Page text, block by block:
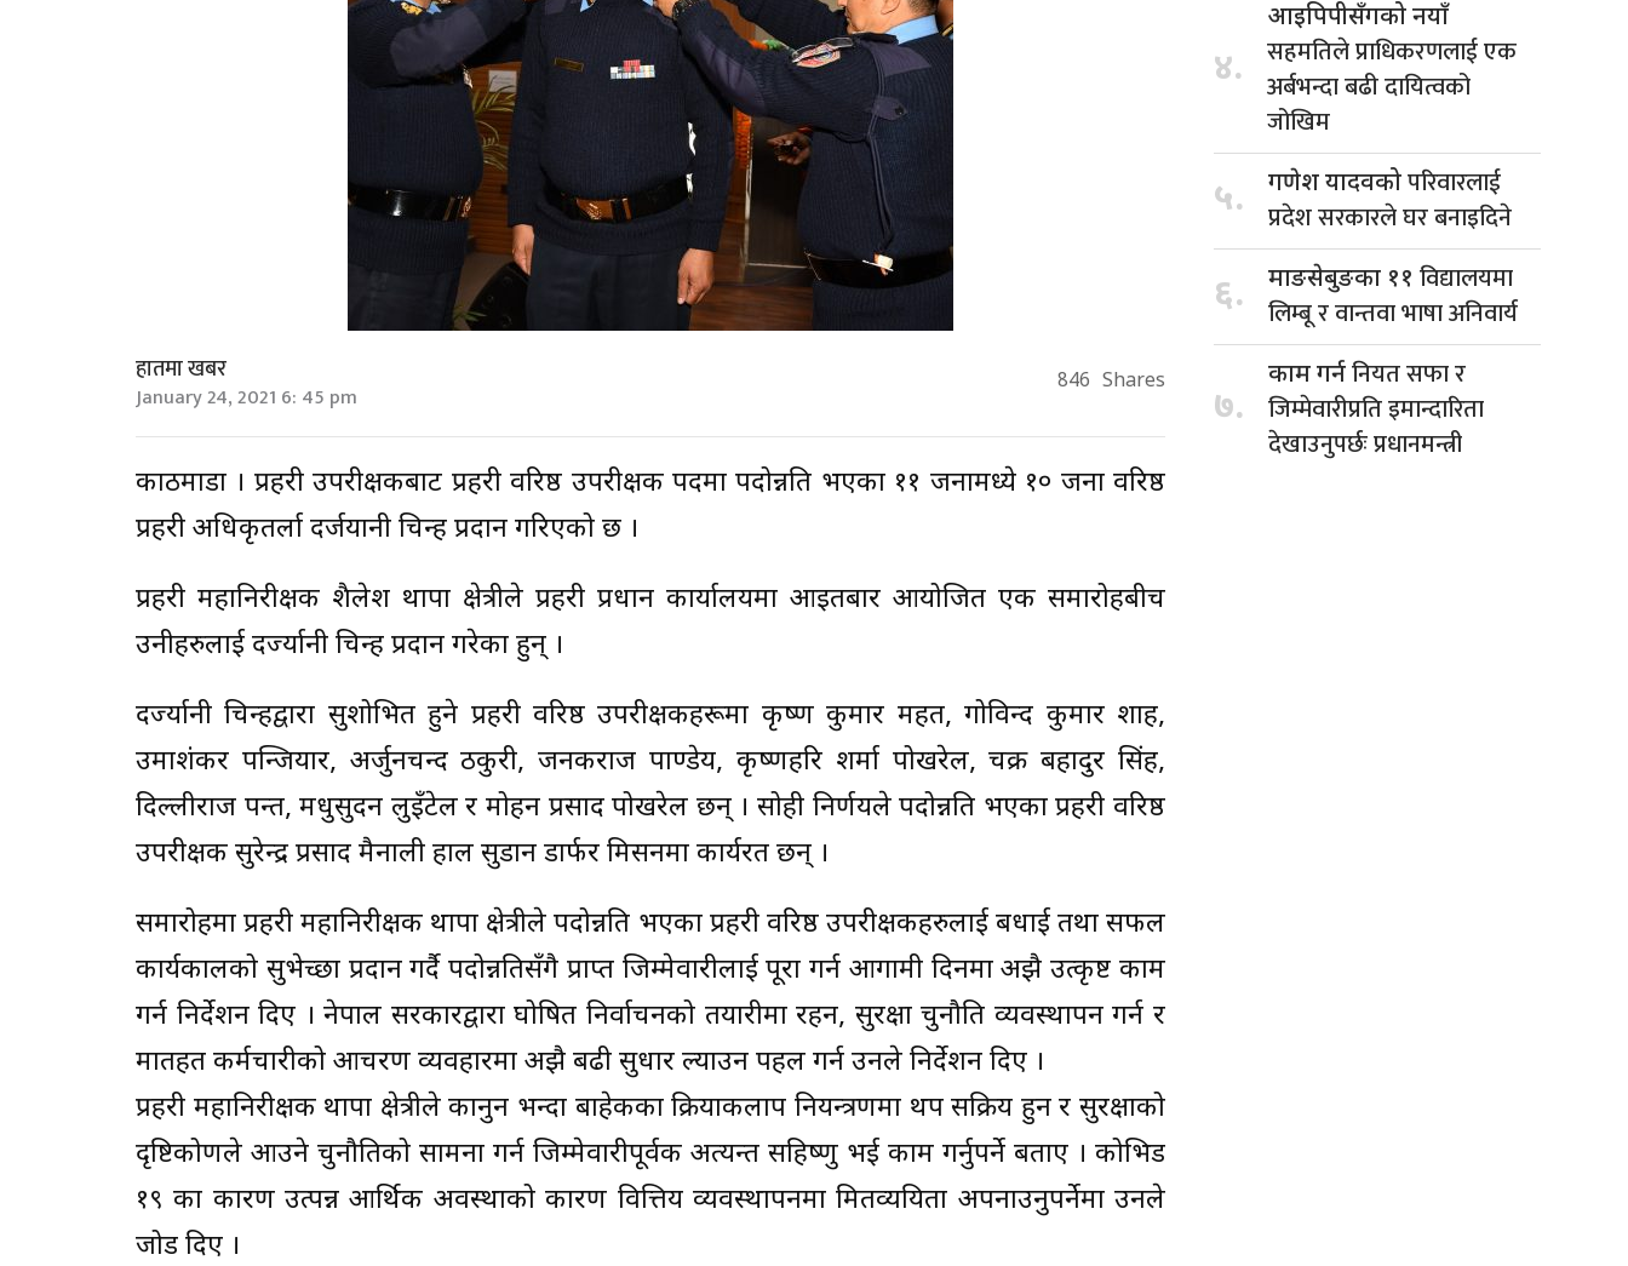
हातमा खबर
January 24, 2021 6: 45 pm 846 Shares
काठमाडौं । प्रहरी उपरीक्षकबाट प्रहरी वरिष्ठ उपरीक्षक पदमा पदोन्नति भएका ११ जनामध्ये १० जना वरिष्ठ
प्रहरी अधिकृतर्ला दर्जयानी चिन्ह प्रदान गरिएको छ ।
प्रहरी महानिरीक्षक शैलेश थापा क्षेत्रीले प्रहरी प्रधान कार्यालयमा आइतबार आयोजित एक समारोहबीच
उनीहरुलाई दर्ज्यानी चिन्ह प्रदान गरेका हुन् ।
दर्ज्यानी चिन्हद्वारा सुशोभित हुने प्रहरी वरिष्ठ उपरीक्षकहरूमा कृष्ण कुमार महत, गोविन्द कुमार शाह,
उमाशंकर पन्जियार, अर्जुनचन्द ठकुरी, जनकराज पाण्डेय, कृष्णहरि शर्मा पोखरेल, चक्र बहादुर सिंह,
दिल्लीराज पन्त, मधुसुदन लुइँटेल र मोहन प्रसाद पोखरेल छन् । सोही निर्णयले पदोन्नति भएका प्रहरी वरिष्ठ
उपरीक्षक सुरेन्द्र प्रसाद मैनाली हाल सुडान डार्फर मिसनमा कार्यरत छन् ।
समारोहमा प्रहरी महानिरीक्षक थापा क्षेत्रीले पदोन्नति भएका प्रहरी वरिष्ठ उपरीक्षकहरुलाई बधाई तथा सफल
कार्यकालको सुभेच्छा प्रदान गर्दै पदोन्नतिसँगै प्राप्त जिम्मेवारीलाई पूरा गर्न आगामी दिनमा अझै उत्कृष्ट काम
गर्न निर्देशन दिए । नेपाल सरकारद्वारा घोषित निर्वाचनको तयारीमा रहन, सुरक्षा चुनौति व्यवस्थापन गर्न र
मातहत कर्मचारीको आचरण व्यवहारमा अझै बढी सुधार ल्याउन पहल गर्न उनले निर्देशन दिए ।
प्रहरी महानिरीक्षक थापा क्षेत्रीले कानुन भन्दा बाहेकका क्रियाकलाप नियन्त्रणमा थप सक्रिय हुन र सुरक्षाको
दृष्टिकोणले आउने चुनौतिको सामना गर्न जिम्मेवारीपूर्वक अत्यन्त सहिष्णु भई काम गर्नुपर्ने बताए । कोभिड
१९ का कारण उत्पन्न आर्थिक अवस्थाको कारण वित्तिय व्यवस्थापनमा मितव्ययिता अपनाउनुपर्नेमा उनले
जोड दिए ।
४.
आइपिपीसँगको नयाँ
सहमतिले प्राधिकरणलाई एक
अर्बभन्दा बढी दायित्वको
जोखिम
५. गणेश यादवकोपरिवारलाई
प्रदेश सरकारले घर बनाइदिने
६. माङसेबुङका ११ विद्यालयमा
लिम्बू र वान्तवा भाषा अनिवार्य
७.
काम गर्ननियत सफा र
जिम्मेवारीप्रति इमान्दारिता
देखाउनुपर्छः प्रधानमन्त्री